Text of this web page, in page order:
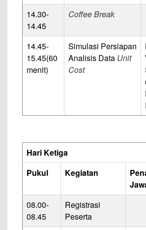
14.30-
14.45
Coffee Break
14.45-
15.45(60
menit)
Simulasi Persiapan
Analisis Data Unit
Cost
Hari Ketiga
Pukul
Kegiatan
08.00-
08.45
Registrasi
Peserta